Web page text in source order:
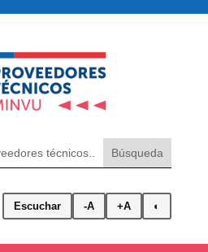
Escuchar -A +A ◐